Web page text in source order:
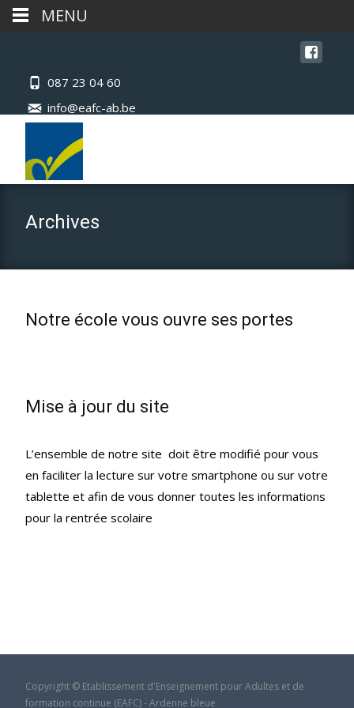
087 23 04 60
info@eafc-ab.be
Archives
Notre école vous ouvre ses portes
Mise à jour du site
L’ensemble de notre site doit être modifié pour vous
en faciliter la lecture sur votre smartphone ou sur votre
tablette et afin de vous donner toutes les informations
pour la rentrée scolaire
Copyright © Etablissement d'Enseignement pour Adultes et de
formation continue (EAFC) - Ardenne bleue
MENU